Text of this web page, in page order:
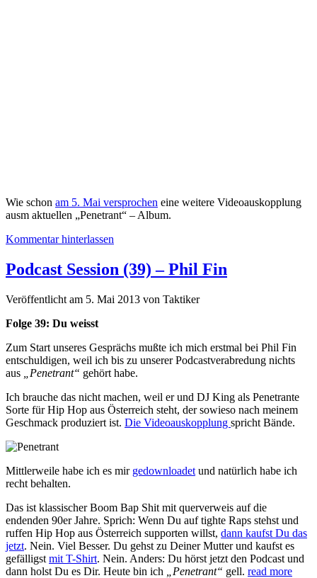
Wie schon am 5. Mai versprochen eine weitere Videoauskopplung
ausm aktuellen „Penetrant“ – Album.
Kommentar hinterlassen
Podcast Session (39) – Phil Fin
Veröffentlicht am 5. Mai 2013 von Taktiker
Folge 39: Du weisst
Zum Start unseres Gesprächs mußte ich mich erstmal bei Phil Fin
entschuldigen, weil ich bis zu unserer Podcastverabredung nichts
aus
„Penetrant“ gehört habe.
Ich brauche das nicht machen, weil er und DJ King als Penetrante
Sorte für Hip Hop aus Österreich steht, der sowieso nach meinem
Geschmack produziert ist. Die Videoauskopplung spricht Bände.
Mittlerweile habe ich es mir gedownloadet und natürlich habe ich
recht behalten.
Das ist klassischer Boom Bap Shit mit querverweis auf die
endenden 90er Jahre. Sprich: Wenn Du auf tighte Raps stehst und
ruffen Hip Hop aus Österreich supporten willst, dann kaufst Du das
jetzt. Nein. Viel Besser. Du gehst zu Deiner Mutter und kaufst es
gefälligst mit T-Shirt. Nein. Anders: Du hörst jetzt den Podcast und
dann holst Du es Dir. Heute bin ich
„Penetrant“ gell. read more